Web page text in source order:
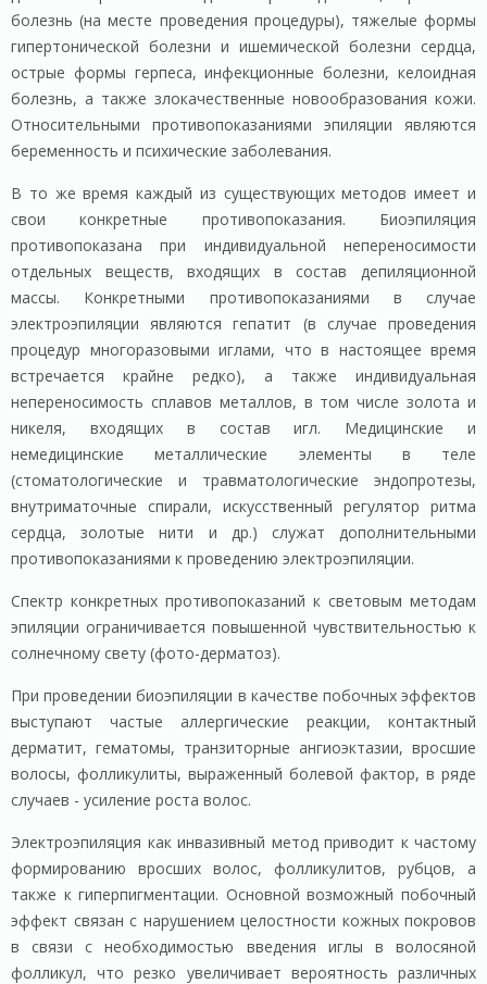
болезнь (на месте проведения процедуры), тяжелые формы
гипертонической болезни и ишемической болезни сердца,
острые формы герпеса, инфекционные болезни, келоидная
болезнь, а также злокачественные новообразования кожи.
Относительными противопоказаниями эпиляции являются
беременность и психические заболевания.
В то же время каждый из существующих методов имеет и
свои конкретные противопоказания. Биоэпиляция
противопоказана при индивидуальной непереносимости
отдельных веществ, входящих в состав депиляционной
массы. Конкретными противопоказаниями в случае
электроэпиляции являются гепатит (в случае проведения
процедур многоразовыми иглами, что в настоящее время
встречается крайне редко), а также индивидуальная
непереносимость сплавов металлов, в том числе золота и
никеля, входящих в состав игл. Медицинские и
немедицинские металлические элементы в теле
(стоматологические и травматологические эндопротезы,
внутриматочные спирали, искусственный регулятор ритма
сердца, золотые нити и др.) служат дополнительными
противопоказаниями к проведению электроэпиляции.
Спектр конкретных противопоказаний к световым методам
эпиляции ограничивается повышенной чувствительностью к
солнечному свету (фото-дерматоз).
При проведении биоэпиляции в качестве побочных эффектов
выступают частые аллергические реакции, контактный
дерматит, гематомы, транзиторные ангиоэктазии, вросшие
волосы, фолликулиты, выраженный болевой фактор, в ряде
случаев - усиление роста волос.
Электроэпиляция как инвазивный метод приводит к частому
формированию вросших волос, фолликулитов, рубцов, а
также к гиперпигментации. Основной возможный побочный
эффект связан с нарушением целостности кожных покровов
в связи с необходимостью введения иглы в волосяной
фолликул, что резко увеличивает вероятность различных